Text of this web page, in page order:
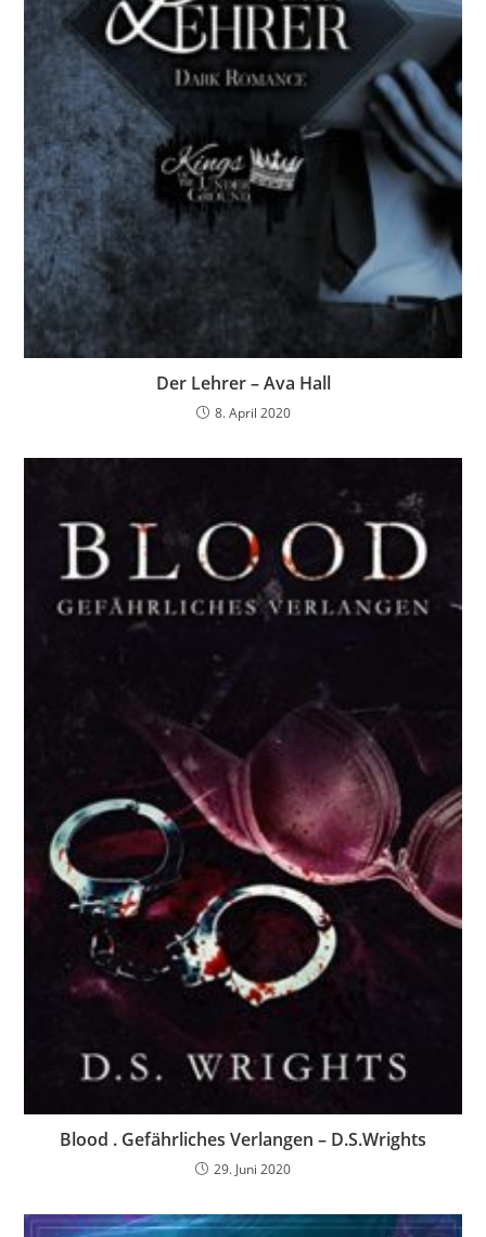
Der Lehrer – Ava Hall
8. April 2020
Blood . Gefährliches Verlangen – D.S.Wrights
29. Juni 2020